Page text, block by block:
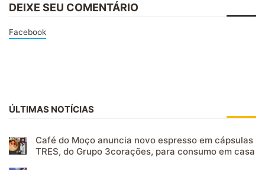
DEIXE SEU COMENTÁRIO
Facebook
ÚLTIMAS NOTÍCIAS
Café do Moço anuncia novo espresso em cápsulas
TRES, do Grupo 3corações, para consumo em casa